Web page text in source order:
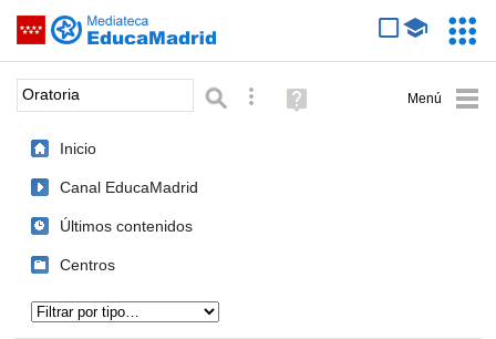
Saltar navegación
Palabra o frase: Búsqueda avanzada
Ayuda
(en
Inicio
Canal EducaMadrid
Últimos contenidos
Centros